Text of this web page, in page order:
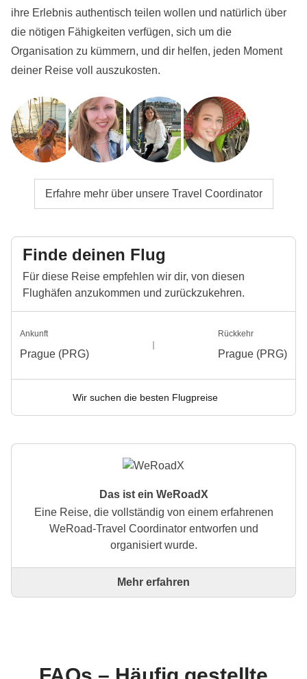
ihre Erlebnis authentisch teilen wollen und natürlich über
die nötigen Fähigkeiten verfügen, sich um die
Organisation zu kümmern, und dir helfen, jeden Moment
deiner Reise voll auszukosten.
Erfahre mehr über unsere Travel Coordinator
Finde deinen Flug
Für diese Reise empfehlen wir dir, von diesen
Flughäfen anzukommen und zurückzukehren.
Ankunft
Prague (PRG)
Rückkehr
Prague (PRG)
Wir suchen die besten Flugpreise
Das ist ein WeRoadX
Eine Reise, die vollständig von einem erfahrenen
WeRoad-Travel Coordinator entworfen und
organisiert wurde.
Dies ist eine Reise, die vollständig von einem
Erlebnisse vor Ort. Über WeRoad kannst du die
Mehr erfahren